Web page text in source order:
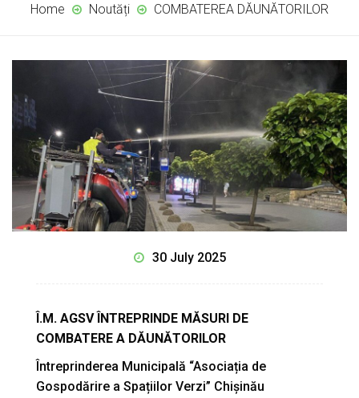
Home Noutăți COMBATEREA DĂUNĂTORILOR
30 July 2025
Î.M. AGSV ÎNTREPRINDE MĂSURI DE
COMBATERE A DĂUNĂTORILOR
Întreprinderea Municipală “Asociația de
Gospodărire a Spațiilor Verzi” Chișinău